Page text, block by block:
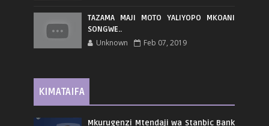
TAZAMA MAJI MOTO YALIYOPO MKOANI
SONGWE..
Unknown Feb 07, 2019
KIMATAIFA
Mkurugenzi Mtendaji wa Stanbic Bank